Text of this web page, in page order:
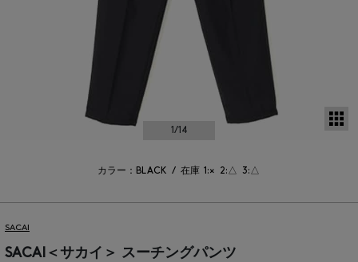
1/14
カラー：BLACK / 在庫 1:× 2:△ 3:△
SACAI
SACAI＜サカイ＞ スーチングパンツ